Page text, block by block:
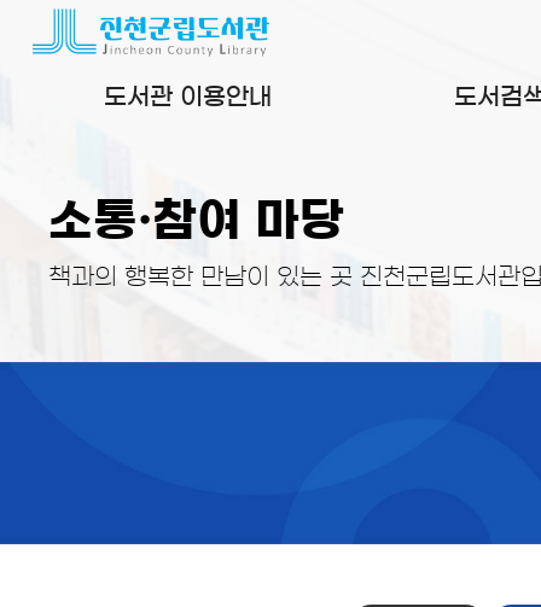
도서관 이용안내 도서검
소통·참여 마당
책과의 행복한 만남이 있는 곳 진천군립도서관